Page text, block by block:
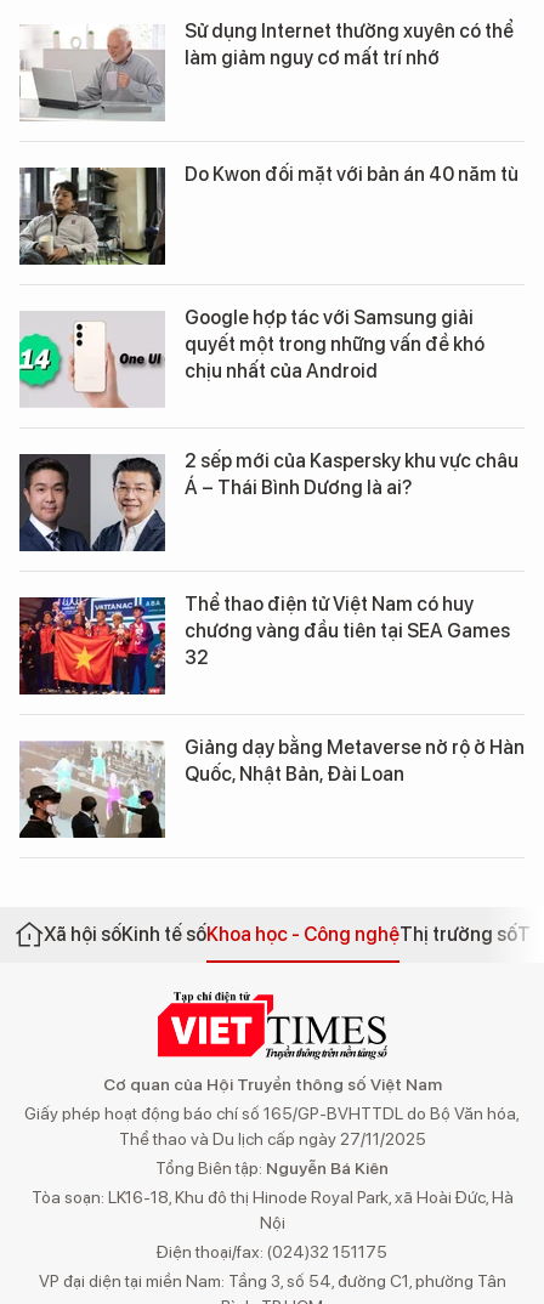
Sử dụng Internet thường xuyên có thể
làm giảm nguy cơ mất trí nhớ
Do Kwon đối mặt với bản án 40 năm tù
Google hợp tác với Samsung giải
quyết một trong những vấn đề khó
chịu nhất của Android
2 sếp mới của Kaspersky khu vực châu
Á – Thái Bình Dương là ai?
Thể thao điện tử Việt Nam có huy
chương vàng đầu tiên tại SEA Games
32
Giảng dạy bằng Metaverse nở rộ ở Hàn
Quốc, Nhật Bản, Đài Loan
Xã hội sốKinh tế sốKhoa học - Công nghệThị trường số
Cơ quan của Hội Truyền thông số Việt Nam
Giấy phép hoạt động báo chí số 165/GP-BVHTTDL do Bộ Văn hóa,
Thể thao và Du lịch cấp ngày 27/11/2025
Tổng Biên tập: Nguyễn Bá Kiên
Tòa soạn: LK16-18, Khu đô thị Hinode Royal Park, xã Hoài Đức, Hà
Nội
Điện thoại/fax: (024)32 151175
VP đại diện tại miền Nam: Tầng 3, số 54, đường C1, phường Tân